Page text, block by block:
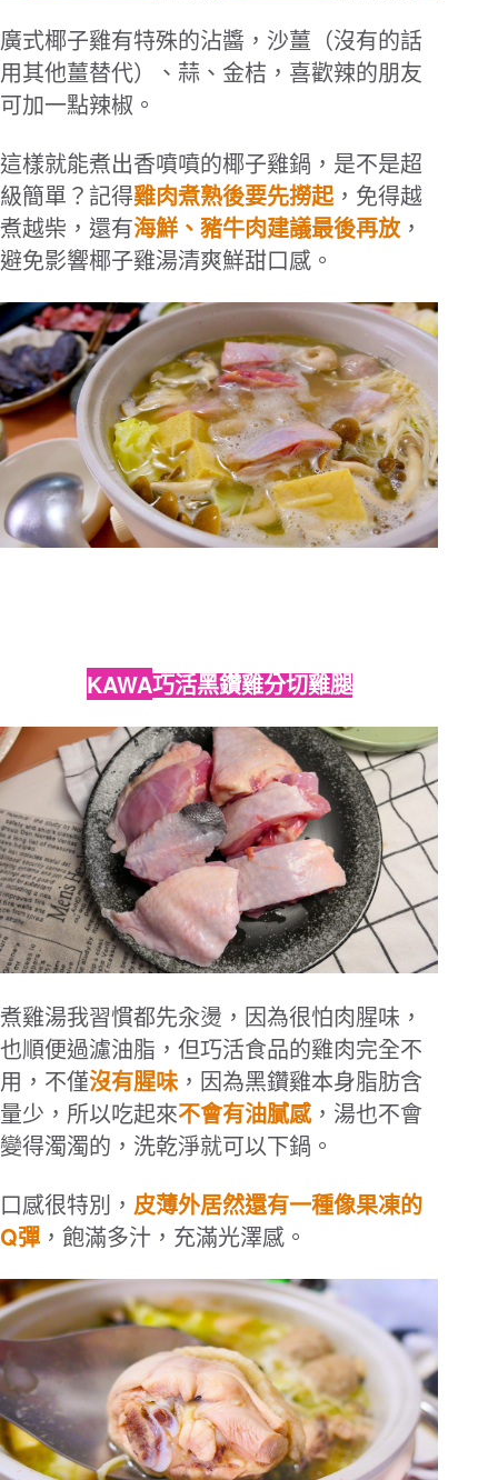
廣式椰子雞有特殊的沾醬，沙薑（沒有的話
用其他薑替代）、蒜、金桔，喜歡辣的朋友
可加一點辣椒。
這樣就能煮出香噴噴的椰子雞鍋，是不是超
級簡單？記得雞肉煮熟後要先撈起，免得越
煮越柴，還有海鮮、豬牛肉建議最後再放 ，
避免影響椰子雞湯清爽鮮甜口感。
KAWA巧活黑鑽雞分切雞腿
煮雞湯我習慣都先汆燙，因為很怕肉腥味，
也順便過濾油脂，但巧活食品的雞肉完全不
用，不僅沒有腥味，因為黑鑽雞本身脂肪含
量少，所以吃起來不會有油膩感，湯也不會
變得濁濁的，洗乾淨就可以下鍋。
口感很特別， 皮薄外居然還有一種像果凍的
Q彈 ，飽滿多汁，充滿光澤感。